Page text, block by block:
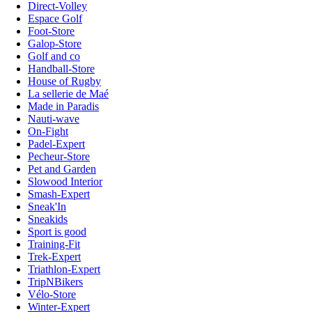
Direct-Volley
Espace Golf
Foot-Store
Galop-Store
Golf and co
Handball-Store
House of Rugby
La sellerie de Maé
Made in Paradis
Nauti-wave
On-Fight
Padel-Expert
Pecheur-Store
Pet and Garden
Slowood Interior
Smash-Expert
Sneak'In
Sneakids
Sport is good
Training-Fit
Trek-Expert
Triathlon-Expert
TripNBikers
Vélo-Store
Winter-Expert